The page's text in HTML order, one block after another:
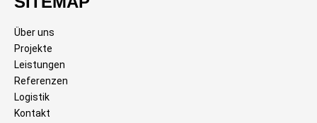
Über uns
Projekte
Leistungen
Referenzen
Logistik
Kontakt